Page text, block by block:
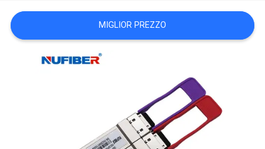
CITAZIONE
MAPPA
MIGLIOR PREZZO